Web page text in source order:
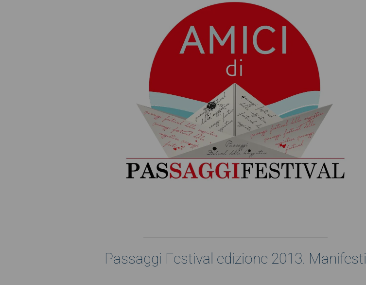
Passaggi Festival edizione 2013. Manifesti